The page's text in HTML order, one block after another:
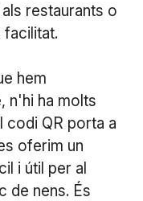
restaurants o
hem
n'hi ha molts
codi QR porta a
oferim un
i útil per al
de nens. És